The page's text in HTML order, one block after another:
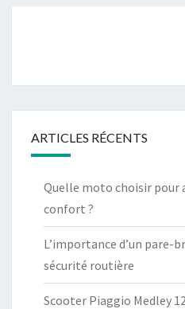
ARTICLES RÉCENTS
Quelle moto choisir
confort ?
L’importance d’un pare-
sécurité routière
Scooter Piaggio Medley